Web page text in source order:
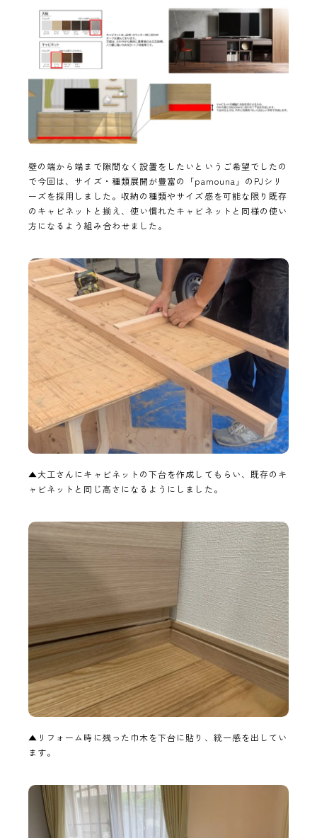
壁の端から端まで隙間なく設置をしたいというご希望でしたの
で今回は、サイズ・種類展開が豊富の「pamouna」のPJシリ
ーズを採用しました。収納の種類やサイズ感を可能な限り既存
のキャビネットと揃え、使い慣れたキャビネットと同様の使い
方になるよう組み合わせました。
▲大工さんにキャビネットの下台を作成してもらい、既存のキ
ャビネットと同じ高さになるようにしました。
▲リフォーム時に残った巾木を下台に貼り、統一感を出してい
ます。